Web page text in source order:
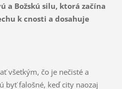
a Božskú silu, ktorá začína
k cnosti a dosahuje
všetkým, čo je nečisté a
byť falošné, keď city naozaj